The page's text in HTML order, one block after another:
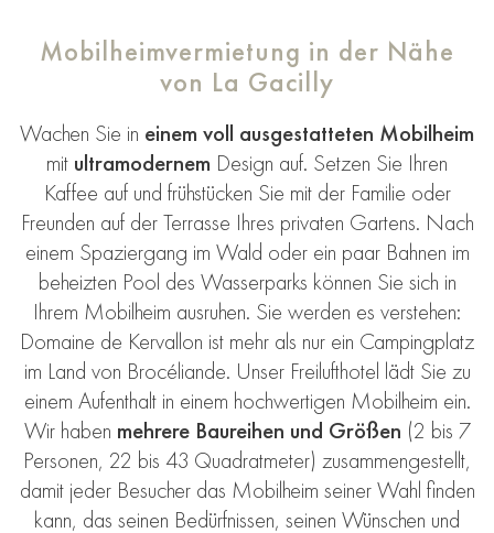
Mobilheimvermietung in der Nähe
von La Gacilly
Wachen Sie in einem voll ausgestatteten Mobilheim
mit ultramodernem Design auf. Setzen Sie Ihren
Kaffee auf und frühstücken Sie mit der Familie oder
Freunden aufder Terrasse Ihres privaten Gartens. Nach
einem Spaziergang im Wald oder ein paar Bahnen im
beheizten Pool des Wasserparks können Sie sich in
Ihrem Mobilheim ausruhen. Sie werden es verstehen:
Domaine de Kervallon ist mehr als nur ein Campingplatz
im Land von Brocéliande. Unser Freilufthotel lädt Sie zu
einem Aufenthalt in einem hochwertigen Mobilheim ein.
Wir haben mehrere Baureihen und Größen (2 bis 7
Personen, 22 bis 43 Quadratmeter) zusammengestellt,
damit jeder Besucher das Mobilheim seiner Wahl finden
kann, das seinen Bedürfnissen, seinen Wünschen und